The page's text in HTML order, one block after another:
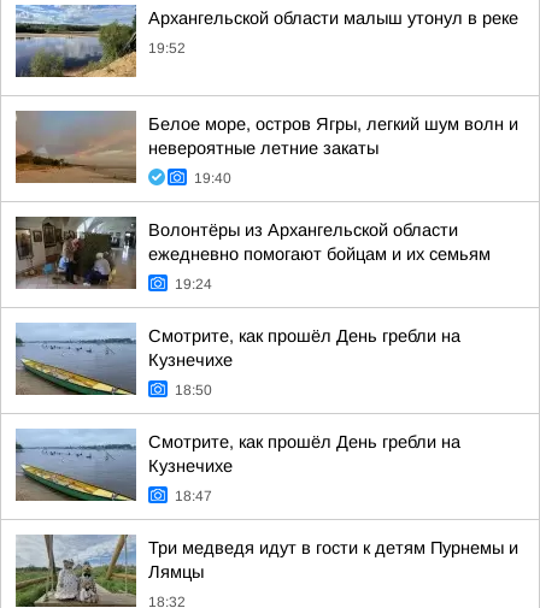
Архангельской области малыш утонул в реке
19:52
Белое море, остров Ягры, легкий шум волн и
невероятные летние закаты
19:40
Волонтёры из Архангельской области
ежедневно помогают бойцам и их семьям
19:24
Смотрите, как прошёл День гребли на
Кузнечихе
18:50
Смотрите, как прошёл День гребли на
Кузнечихе
18:47
Три медведя идут в гости к детям Пурнемы и
Лямцы
18:32